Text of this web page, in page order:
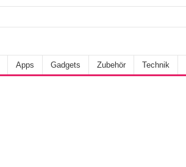
Apps Gadgets Zubehör Technik